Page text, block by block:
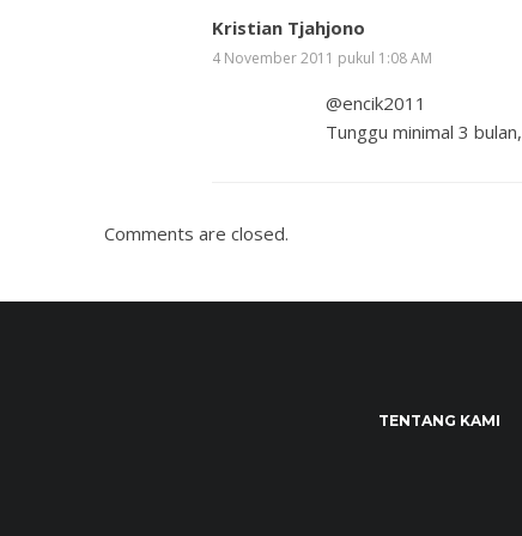
Kristian Tjahjono
4 November 2011 pukul 1:08 AM
@encik2011
Tunggu minimal 3
Comments are closed.
TENTANG KAMI